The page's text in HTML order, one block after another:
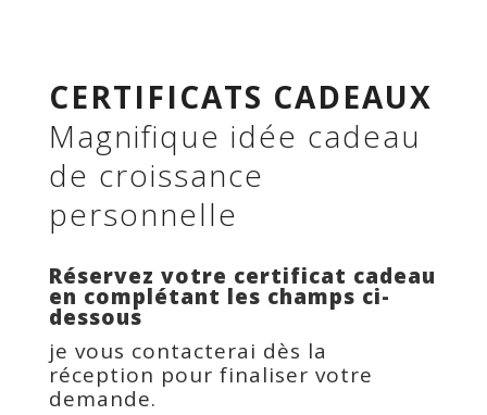
CERTIFICATS CADEAUX
Magnifique idée cadeau
de croissance
personnelle
Réservez votre certificat cadeau
en complétant les champs ci-
dessous
je vous contacterai dès la
réception pour finaliser votre
demande.